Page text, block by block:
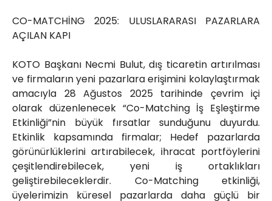
CO-MATCHİNG 2025: ULUSLARARASI PAZARLARA
AÇILAN KAPI
KOTO Başkanı Necmi Bulut, dış ticaretin artırılması
ve firmaların yeni pazarlara erişimini kolaylaştırmak
amacıyla 28 Ağustos 2025 tarihinde çevrim içi
olarak düzenlenecek “Co-Matching İş Eşleştirme
Etkinliği”nin büyük fırsatlar sunduğunu duyurdu.
Etkinlik kapsamında firmalar; Hedef pazarlarda
görünürlüklerini artırabilecek, ihracat portföylerini
çeşitlendirebilecek, yeni iş ortaklıkları
geliştirebileceklerdir. Co-Matching etkinliği,
üyelerimizin küresel pazarlarda daha güçlü bir